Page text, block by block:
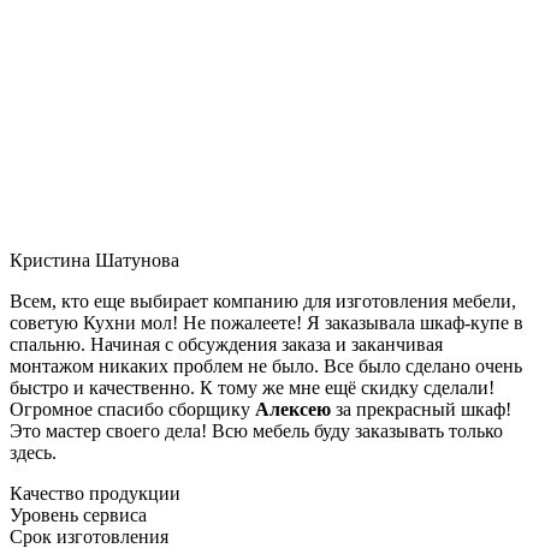
Кристина Шатунова
Всем, кто еще выбирает компанию для изготовления мебели,
советую Кухни мол! Не пожалеете! Я заказывала шкаф-купе в
спальню. Начиная с обсуждения заказа и заканчивая
монтажом никаких проблем не было. Все было сделано очень
быстро и качественно. К тому же мне ещё скидку сделали!
Огромное спасибо сборщику Алексею за прекрасный шкаф!
Это мастер своего дела! Всю мебель буду заказывать только
здесь.
Качество продукции
Уровень сервиса
Срок изготовления